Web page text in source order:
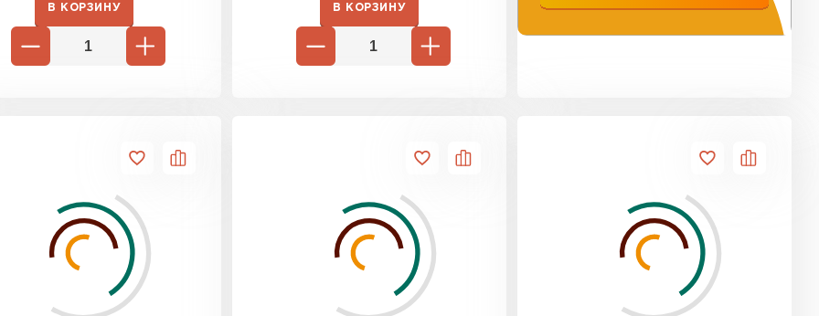
В КОРЗИНУ В КОРЗИНУ
ПЕРЕЙТИ
ПЕРЕЙТИ
Рулонная кровля Брит
ПЕРЕЙТИ